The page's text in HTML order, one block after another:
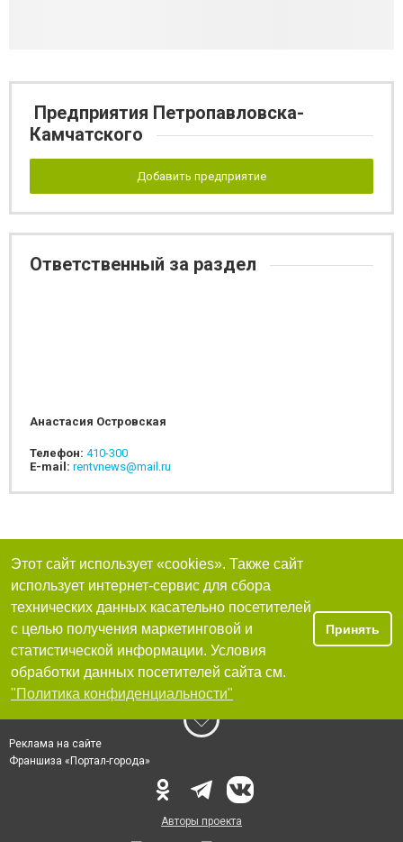
Предприятия Петропавловска-
Камчатского
Добавить предприятие
Ответственный за раздел
Анастасия Островская
Телефон: 410-300
E-mail: rentvnews@mail.ru
Этот сайт использует «cookies». Также сайт
использует интернет-сервис для сбора
технических данных касательно посетителей
с целью получения маркетинговой и
статистической информации. Условия
обработки данных посетителей сайта см.
"Политика конфиденциальности"
Принять
Реклама на сайте
Франшиза «Портал-города»
Авторы проекта